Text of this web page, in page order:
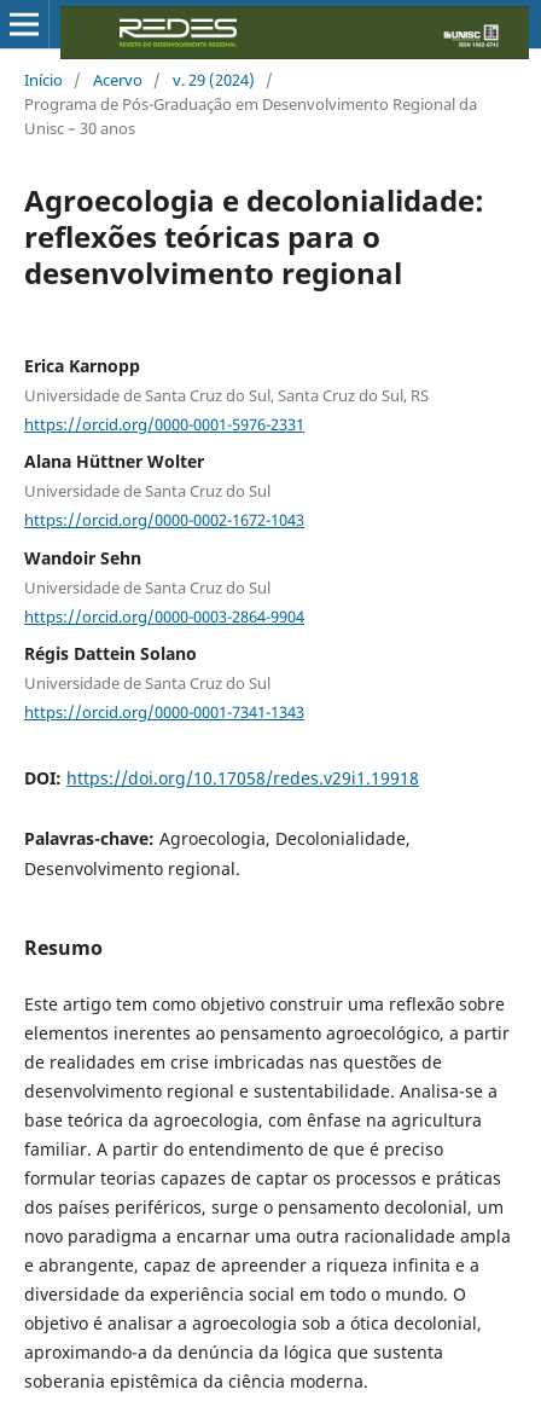
Início / Acervo / v. 29 (2024)
/
Programa de Pós-Graduação em Desenvolvimento Regional da
Unisc – 30 anos
Agroecologia e decolonialidade:
reflexões teóricas para o
desenvolvimento regional
Erica Karnopp
Universidade de Santa Cruz do Sul, Santa Cruz do Sul, RS
https://orcid.org/0000-0001-5976-2331
Alana Hüttner Wolter
Universidade de Santa Cruz do Sul
https://orcid.org/0000-0002-1672-1043
Wandoir Sehn
Universidade de Santa Cruz do Sul
https://orcid.org/0000-0003-2864-9904
Régis Dattein Solano
Universidade de Santa Cruz do Sul
https://orcid.org/0000-0001-7341-1343
DOI: https://doi.org/10.17058/redes.v29i1.19918
Palavras-chave: Agroecologia, Decolonialidade,
Desenvolvimento regional.
Resumo
Este artigo tem como objetivo construir uma reflexão sobre
elementos inerentes ao pensamento agroecológico, a partir
de realidades em crise imbricadas nas questões de
desenvolvimento regional e sustentabilidade. Analisa-se a
base teórica da agroecologia, com ênfase na agricultura
familiar. A partir do entendimento de que é preciso
formular teorias capazes de captar os processos e práticas
dos países periféricos, surge o pensamento decolonial, um
novo paradigma a encarnar uma outra racionalidade ampla
e abrangente, capaz de apreender a riqueza infinita e a
diversidade da experiência social em todo o mundo. O
objetivo é analisar a agroecologia sob a ótica decolonial,
aproximando-a da denúncia da lógica que sustenta
soberania epistêmica da ciência moderna.